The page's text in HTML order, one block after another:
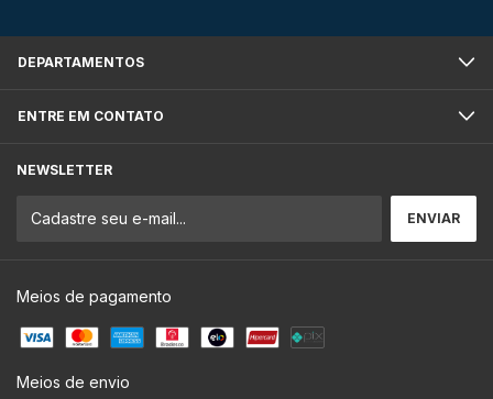
DEPARTAMENTOS
ENTRE EM CONTATO
NEWSLETTER
Meios de pagamento
Meios de envio